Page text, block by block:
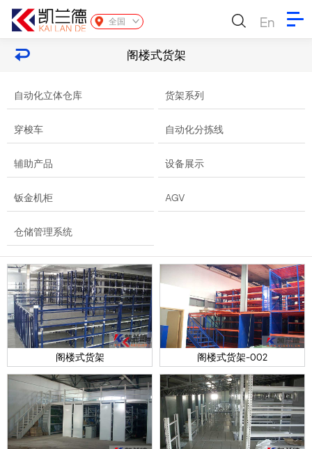
全国 En
阁楼式货架
自动化立体仓库 货架系列
穿梭车 自动化分拣线
辅助产品 设备展示
钣金机柜 AGV
仓储管理系统
阁楼式货架 阁楼式货架-002